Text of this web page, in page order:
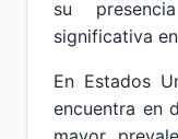
su
significativa
En Estados
encuentra en